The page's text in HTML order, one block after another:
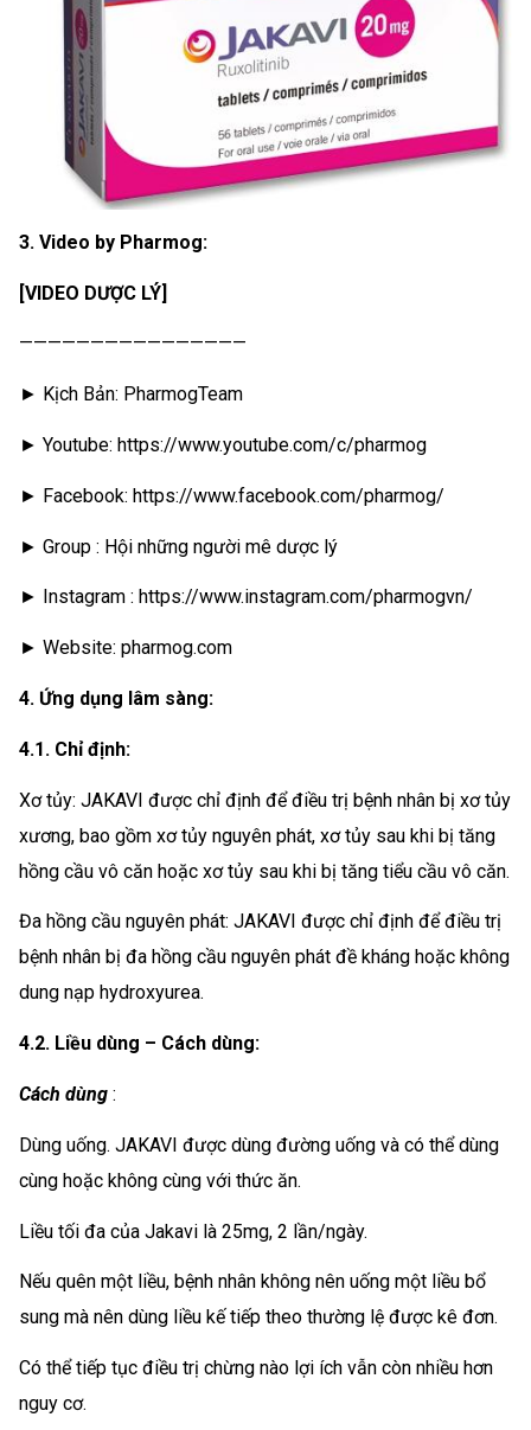
3. Video by Pharmog:
[VIDEO DƯỢC LÝ]
————————————————
► Kịch Bản: PharmogTeam
► Youtube: https://www.youtube.com/c/pharmog
► Facebook: https://www.facebook.com/pharmog/
► Group : Hội những người mê dược lý
► Instagram : https://www.instagram.com/pharmogvn/
► Website: pharmog.com
4. Ứng dụng lâm sàng:
4.1. Chỉ định:
Xơ tủy: JAKAVI được chỉ định để điều trị bệnh nhân bị xơ tủy
xương, bao gồm xơ tủy nguyên phát, xơ tủy sau khi bị tăng
hồng cầu vô căn hoặc xơ tủy sau khi bị tăng tiểu cầu vô căn.
Đa hồng cầu nguyên phát: JAKAVI được chỉ định để điều trị
bệnh nhân bị đa hồng cầu nguyên phát đề kháng hoặc không
dung nạp hydroxyurea.
4.2. Liều dùng – Cách dùng:
Cách dùng :
Dùng uống. JAKAVI được dùng đường uống và có thể dùng
cùng hoặc không cùng với thức ăn.
Liều tối đa của Jakavi là 25mg, 2 lần/ngày.
Nếu quên một liều, bệnh nhân không nên uống một liều bổ
sung mà nên dùng liều kế tiếp theo thường lệ được kê đơn.
Có thể tiếp tục điều trị chừng nào lợi ích vẫn còn nhiều hơn
nguy cơ.